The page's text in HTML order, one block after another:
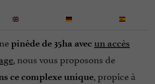
pinède de 35ha avec un accès
, nous vous proposons de
ce complexe unique, propice à